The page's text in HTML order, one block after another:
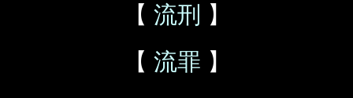
【 流刑
】
【 流罪 】